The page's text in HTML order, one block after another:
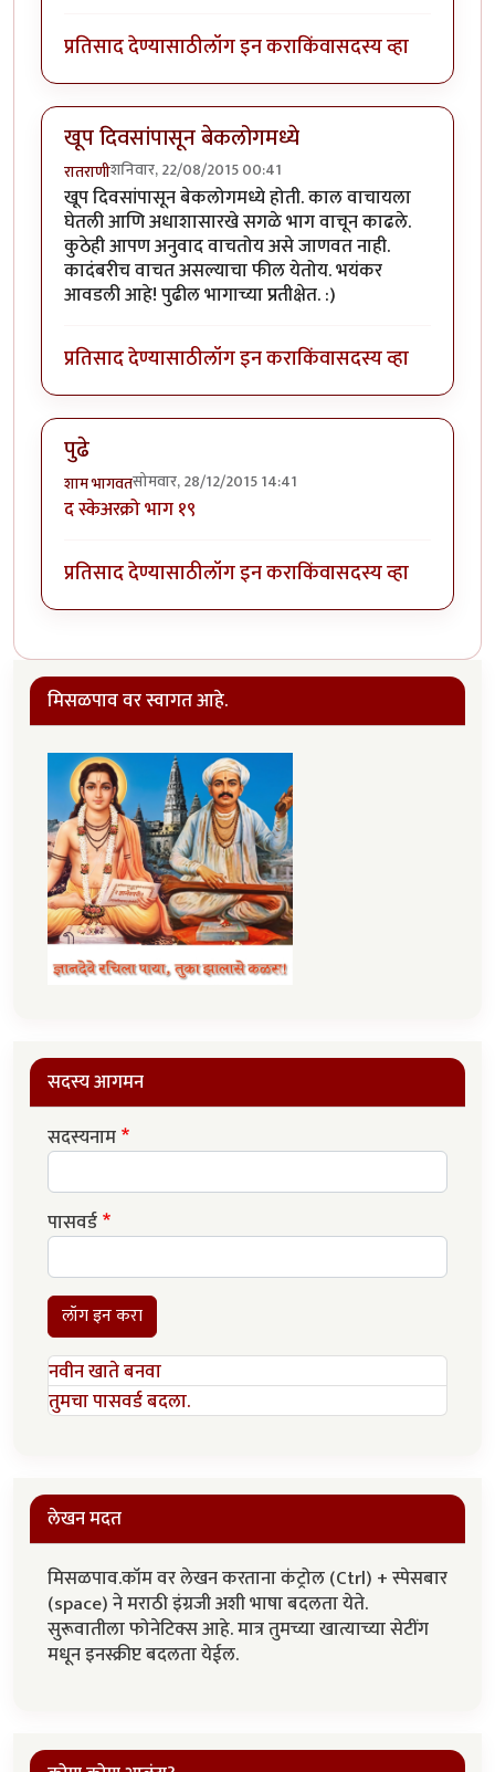
प्रतिसाद देण्यासाठीलॉग इन कराकिंवासदस्य व्हा
खूप दिवसांपासून बेकलोगमध्ये
रातराणीशनिवार, 22/08/2015 00:41
खूप दिवसांपासून बेकलोगमध्ये होती. काल वाचायला
घेतली आणि अधाशासारखे सगळे भाग वाचून काढले.
कुठेही आपण अनुवाद वाचतोय असे जाणवत नाही.
कादंबरीच वाचत असल्याचा फील येतोय. भयंकर
आवडली आहे! पुढील भागाच्या प्रतीक्षेत. :)
प्रतिसाद देण्यासाठीलॉग इन कराकिंवासदस्य व्हा
पुढे
शाम भागवतसोमवार, 28/12/2015 14:41
द स्केअरक्रो भाग १९
प्रतिसाद देण्यासाठीलॉग इन कराकिंवासदस्य व्हा
मिसळपाव वर स्वागत आहे.
सदस्य आगमन
सदस्यनाम
पासवर्ड
लॉग इन करा
नवीन खाते बनवा
तुमचा पासवर्ड बदला.
लेखन मदत
मिसळपाव.कॉम वर लेखन करताना कंट्रोल (Ctrl) + स्पेसबार
(space) ने मराठी इंग्रजी अशी भाषा बदलता येते.
सुरूवातीला फोनेटिक्स आहे. मात्र तुमच्या खात्याच्या सेटींग
मधून इनस्क्रीप्ट बदलता येईल.